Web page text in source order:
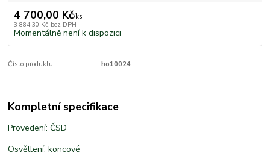
4 700,00 Kč/ks
3 884,30 Kč bez DPH
Momentálně není k dispozici
Číslo produktu: ho10024
Kompletní specifikace
Provedení: ČSD
Osvětlení: koncové